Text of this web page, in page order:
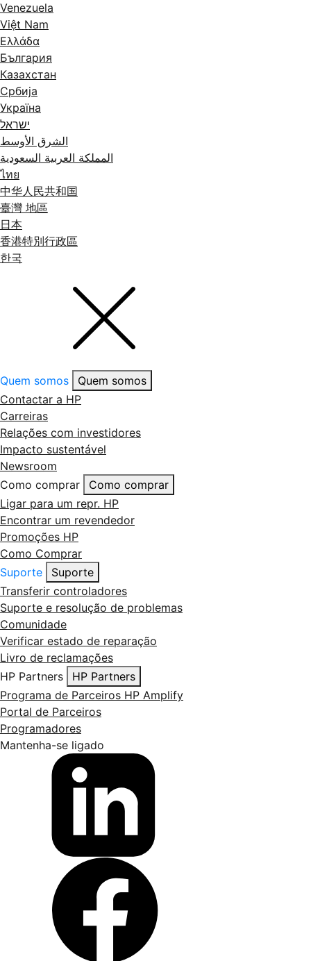
Venezuela
Việt Nam
Ελλάδα
България
Казахстан
Србија
Україна
ישראל
الشرق الأوسط
المملكة العربية السعودية
ไทย
中华人民共和国
臺灣 地區
日本
香港特別行政區
한국
Quem somos
Quem somos
Contactar a HP
Carreiras
Relações com investidores
Impacto sustentável
Newsroom
Como comprar
Como comprar
Ligar para um repr. HP
Encontrar um revendedor
Promoções HP
Como Comprar
Suporte
Suporte
Transferir controladores
Suporte e resolução de problemas
Comunidade
Verificar estado de reparação
Livro de reclamações
HP Partners
HP Partners
Programa de Parceiros HP Amplify
Portal de Parceiros
Programadores
Mantenha-se ligado